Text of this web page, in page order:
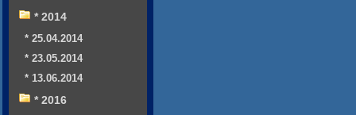
* 2014
* 25.04.2014
* 23.05.2014
* 13.06.2014
* 2016